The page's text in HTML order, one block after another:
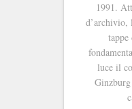
1991.
d’archivio,
tappe
luce il